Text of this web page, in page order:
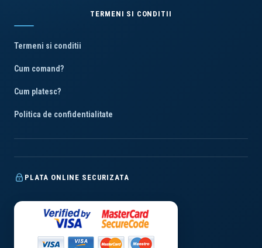
TERMENI SI CONDITII
Termeni si conditii
Cum comand?
Cum platesc?
Politica de confidentialitate
PLATA ONLINE SECURIZATA